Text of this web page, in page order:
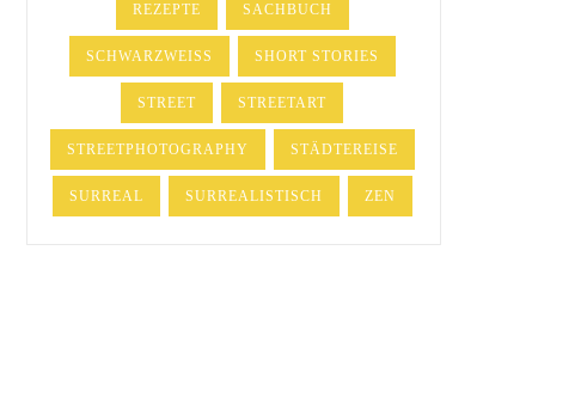
REZEPTE SACHBUCH
SCHWARZWEISS SHORT STORIES
STREET STREETART
STREETPHOTOGRAPHY STÄDTEREISE
SURREAL SURREALISTISCH ZEN